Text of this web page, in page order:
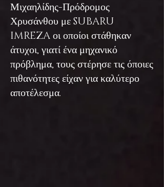
Μιχαηλίδης-Πρόδρομος
Χρυσάνθου με SUBARU
IMREZA οι οποίοι στάθηκαν
άτυχοι, γιατί ένα μηχανικό
πρόβλημα, τους στέρησε τις όποιες
πιθανότητες είχαν για καλύτερο
αποτέλεσμα.